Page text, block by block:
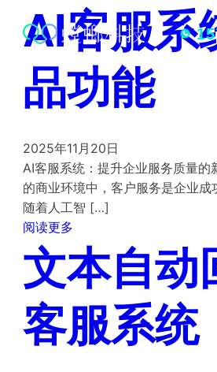
AI客服系
品功能
2025年11月20日
AI客服系统：提升企业服务质量的
的商业环境中，客户服务是企业成
随着人工智 […]
阅读更多
文本自动
客服系统